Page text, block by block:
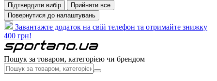
Підтвердити вибір
Прийняти все
Повернутися до налаштувань
Завантажте додаток на свій телефон та отримайте знижку
400 грн!
Пошук за товаром, категорією чи брендом